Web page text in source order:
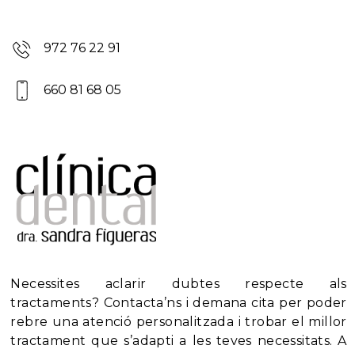
972 76 22 91
660 81 68 05
Necessites aclarir dubtes respecte als
tractaments? Contacta’ns i demana cita per poder
rebre una atenció personalitzada i trobar el millor
tractament que s’adapti a les teves necessitats. A